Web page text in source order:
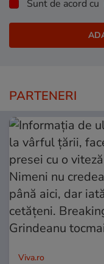
Sunt de acord cu
PARTENERI
Viva.ro